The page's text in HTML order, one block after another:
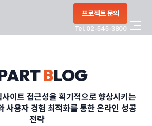
프로젝트 문의
Tel. 02-545-3800
BLOG
이트 접근성을 획기적으로 향상시키는
사용자 경험 최적화를 통한 온라인 성공
전략